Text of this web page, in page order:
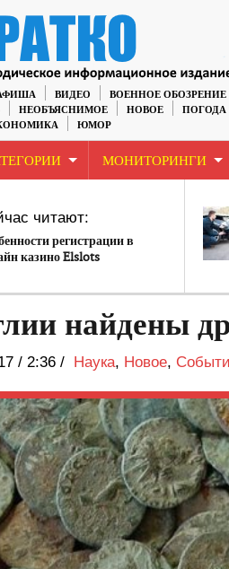
ВИДЕО ВОЕННОЕ ОБОЗРЕНИЕ
НЕОБЪЯСНИМОЕ НОВОЕ ПОГОДА
ЮМОР
МОНИТОРИНГИ
читают:
регистрации в
казино Elslots
найдены
/ 2:36 / Наука, Новое,